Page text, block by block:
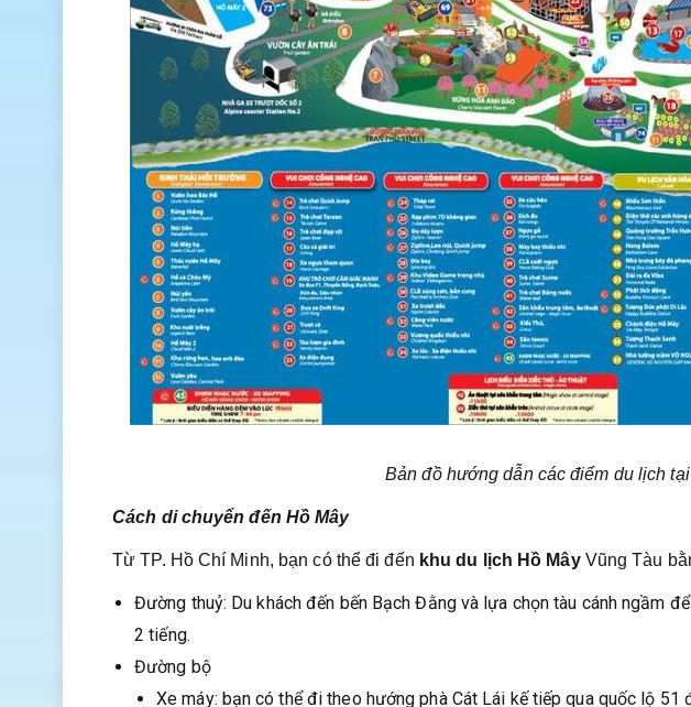
Bản đồ hướng dẫn các điểm du lịch
Cách di chuyển đến Hồ Mây
Từ TP. Hồ Chí Minh, bạn có thể đi đến khu du lịch Hồ Mây Vũng Tàu
Đường thuỷ: Du khách đến bến Bạch Đằng và lựa chọn tàu cánh ngầm
2 tiếng.
Đường bộ
Xe máy: bạn có thể đi theo hướng phà Cát Lái kế tiếp qua quốc lộ 51